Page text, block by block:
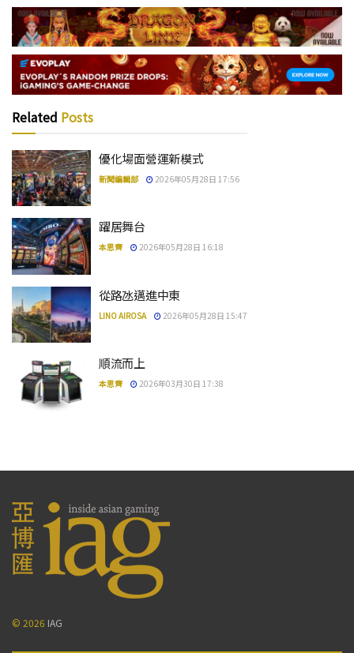
Related Posts
優化場面營運新模式
新聞編輯部 2026年05月28日 17:56
躍居舞台
本思齊 2026年05月28日 16:18
從路氹邁進中東
LINO AIROSA 2026年05月28日 15:47
順流而上
本思齊 2026年03月30日 17:38
© 2026 IAG